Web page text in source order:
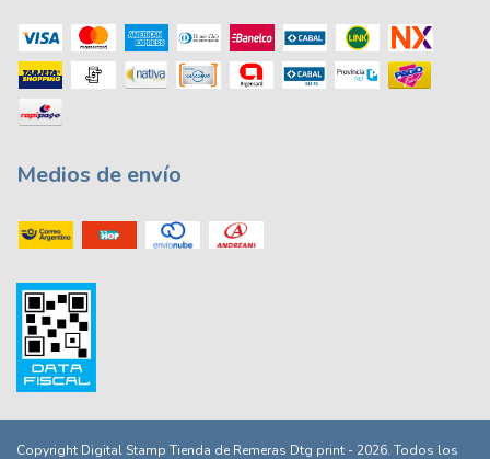
Medios de envío
Copyright Digital Stamp Tienda de Remeras Dtg print - 2026. Todos los